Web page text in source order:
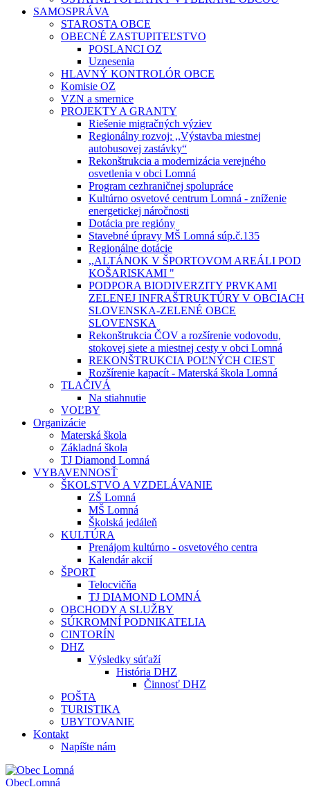
SAMOSPRÁVA
STAROSTA OBCE
OBECNÉ ZASTUPITEĽSTVO
POSLANCI OZ
Uznesenia
HLAVNÝ KONTROLÓR OBCE
Komisie OZ
VZN a smernice
PROJEKTY A GRANTY
Riešenie migračných výziev
Regionálny rozvoj: ,,Výstavba miestnej
autobusovej zastávky“
Rekonštrukcia a modernizácia verejného
osvetlenia v obci Lomná
Program cezhraničnej spolupráce
Kultúrno osvetové centrum Lomná - zníženie
energetickej náročnosti
Dotácia pre regióny
Stavebné úpravy MŠ Lomná súp.č.135
Regionálne dotácie
,,ALTÁNOK V ŠPORTOVOM AREÁLI POD
KOŠARISKAMI "
PODPORA BIODIVERZITY PRVKAMI
ZELENEJ INFRAŠTRUKTÚRY V OBCIACH
SLOVENSKA-ZELENÉ OBCE
SLOVENSKA
Rekonštrukcia ČOV a rozšírenie vodovodu,
stokovej siete a miestnej cesty v obci Lomná
REKONŠTRUKCIA POĽNÝCH CIEST
Rozšírenie kapacít - Materská škola Lomná
TLAČIVÁ
Na stiahnutie
VOĽBY
Organizácie
Materská škola
Základná škola
TJ Diamond Lomná
VYBAVENNOSŤ
ŠKOLSTVO A VZDELÁVANIE
ZŠ Lomná
MŠ Lomná
Školská jedáleň
KULTÚRA
Prenájom kultúrno - osvetového centra
Kalendár akcií
ŠPORT
Telocvičňa
TJ DIAMOND LOMNÁ
OBCHODY A SLUŽBY
SÚKROMNÍ PODNIKATELIA
CINTORÍN
DHZ
Výsledky súťaží
História DHZ
Činnosť DHZ
POŠTA
TURISTIKA
UBYTOVANIE
Kontakt
Napíšte nám
ObecLomná